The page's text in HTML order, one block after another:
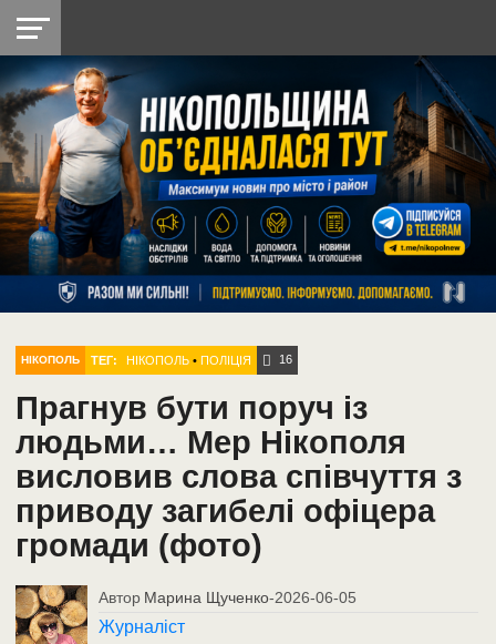
НІКОПОЛЬ
РАЙОН
СІЧЕСЛАВСЬКА
УКРАЇНА
РЕТРО
НІКОПОЛЬ
ЛАЙТ
УКРАЇНА
ДОПОМОГА
РАДІО
НІКОПОЛЬ ТЕГ: НІКОПОЛЬ •ПОЛІЦІЯ 16
Прагнув бути поруч із
людьми… Мер Нікополя
висловив слова співчуття з
приводу загибелі офіцера
громади (фото)
Автор Марина Щученко-2026-06-05
Журналіст